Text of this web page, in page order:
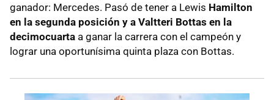
ganador: Mercedes. Pasó de tener a Lewis Hamilton
en la segunda posición y a Valtteri Bottas en la
decimocuarta a ganar la carrera con el campeón y
lograr una oportunísima quinta plaza con Bottas.